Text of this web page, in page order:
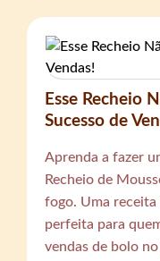
Esse Recheio
Sucesso de
Aprenda a fazer
Recheio de
fogo. Uma
perfeita para
vendas de bolo